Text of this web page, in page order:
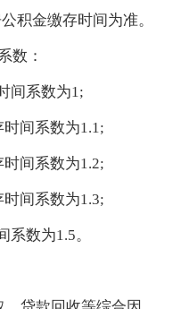
金缴存时间为准。
数：
系数为1;
间系数为1.1;
间系数为1.2;
间系数为1.3;
数为1.5。